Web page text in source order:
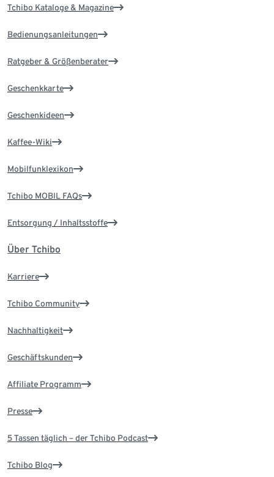
Tchibo Kataloge & Magazine
Bedienungsanleitungen
Ratgeber & Größenberater
Geschenkkarte
Geschenkideen
Kaffee-Wiki
Mobilfunklexikon
Tchibo MOBIL FAQs
Entsorgung / Inhaltsstoffe
Über Tchibo
Karriere
Tchibo Community
Nachhaltigkeit
Geschäftskunden
Affiliate Programm
Presse
5 Tassen täglich – der Tchibo Podcast
Tchibo Blog